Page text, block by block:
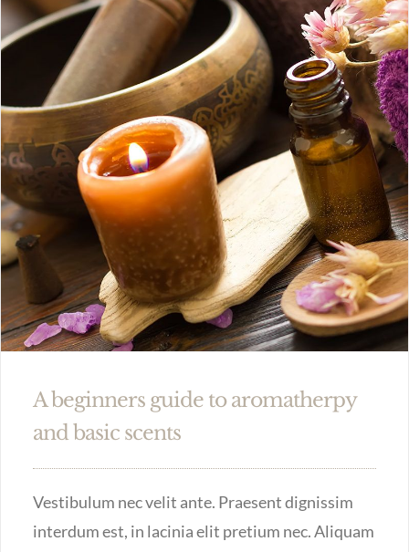
A beginners guide to aromatherpy and
basic scents
A beginners guide to aromatherpy
and basic scents
Vestibulum nec velit ante. Praesent dignissim
interdum est, in lacinia elit pretium nec. Aliquam